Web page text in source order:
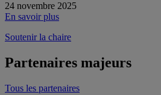
24 novembre 2025
En savoir plus
Soutenir la chaire
Partenaires majeurs
Tous les partenaires